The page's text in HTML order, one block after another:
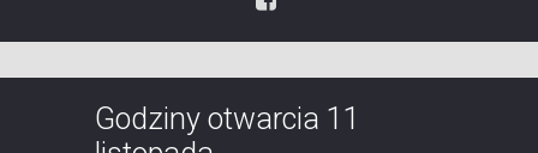
Godziny otwarcia 11